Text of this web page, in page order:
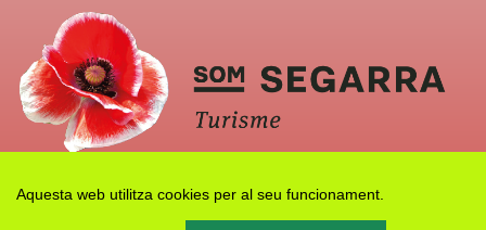
Aquesta web utilitza cookies per al seu funcionament.